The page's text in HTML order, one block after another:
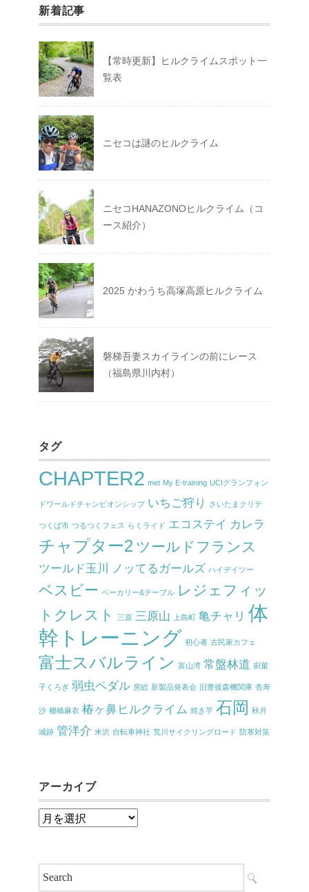
新着記事
【常時更新】ヒルクライムスポット一
覧表
ニセコは謎のヒルクライム
ニセコHANAZONOヒルクライム（コ
ース紹介）
2025 かわうち高塚高原ヒルクライム
磐梯吾妻スカイラインの前にレース
（福島県川内村）
タグ
CHAPTER2 met My E-training UCIグランフォン
ドワールドチャンピオンシップ いちご狩り さいたまクリテ
つくば市 つるつくフェス らくライド エコステイ カレラ
チャプター2 ツールドフランス
ツールド玉川 ノッてるガールズ ハイデイツー
ベスビー ベーカリー&テーブル レジェフィッ
トクレスト
三原 三原山 上島町 亀チャリ 体
幹トレーニング 初心者 古民家カフェ
富士スバルライン 富山湾 常盤林道 廚菓
子くろぎ 弱虫ペダル 房総 新製品発表会 旧豊後森機関庫 杏寿
沙 棚橋麻衣 椿ヶ鼻ヒルクライム 焼き芋 石岡 秋月
城跡 管洋介 米沢 自転車神社 荒川サイクリングロード 防寒対策
アーカイブ
ア
イ